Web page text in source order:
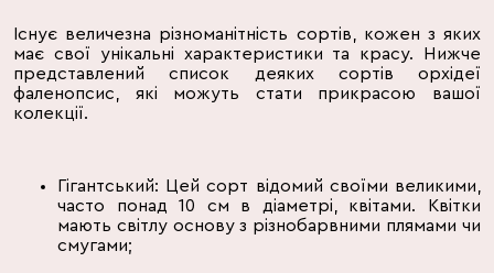
Існує величезна різноманітність сортів, кожен з яких
має свої унікальні характеристики та красу. Нижче
представлений список деяких сортів орхідеї
фаленопсис, які можуть стати прикрасою вашої
колекції.
Гігантський: Цей сорт відомий своїми великими,
часто понад 10 см в діаметрі, квітами. Квітки
мають світлу основу з різнобарвними плямами чи
смугами;